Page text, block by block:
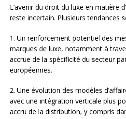
L’avenir du droit du luxe en matière
reste incertain. Plusieurs tendances
1. Un renforcement potentiel des
marques de luxe, notamment à
accrue de la spécificité du secteur
européennes.
2. Une évolution des modèles
avec une intégration verticale plus
accru de la distribution, y compris